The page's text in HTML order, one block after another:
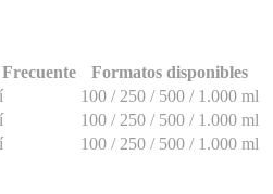
Formatos disponibles
100 / 250 / 500 / 1.000 ml
100 / 250 / 500 / 1.000 ml
100 / 250 / 500 / 1.000 ml